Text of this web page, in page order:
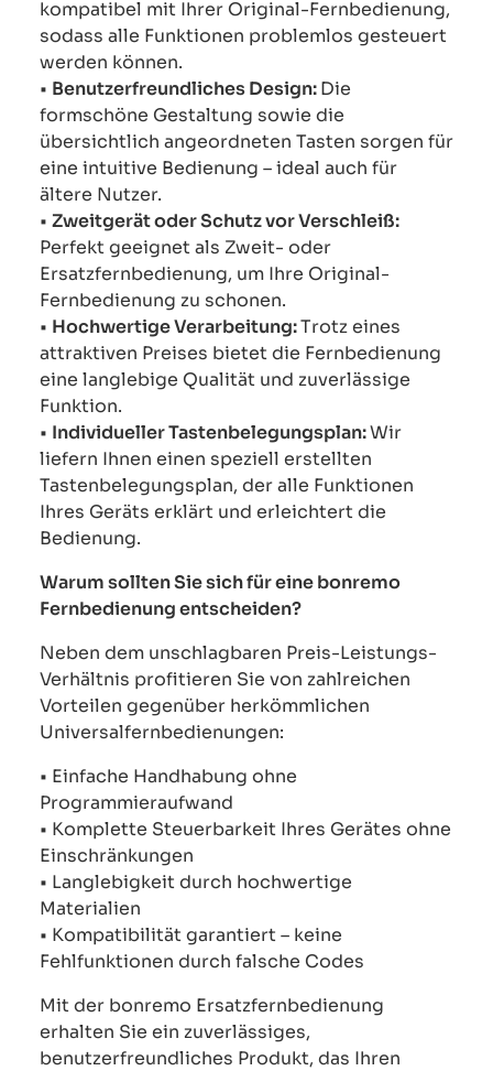
kompatibel mit Ihrer Original-Fernbedienung,
sodass alle Funktionen problemlos gesteuert
werden können.
• Benutzerfreundliches Design:Die
formschöne Gestaltung sowie die
übersichtlich angeordneten Tasten sorgen für
eine intuitive Bedienung – ideal auch für
ältere Nutzer.
• Zweitgerät oder Schutz vor Verschleiß:
Perfekt geeignet als Zweit- oder
Ersatzfernbedienung, um Ihre Original-
Fernbedienung zu schonen.
• Hochwertige Verarbeitung:Trotz eines
attraktiven Preises bietet die Fernbedienung
eine langlebige Qualität und zuverlässige
Funktion.
• Individueller Tastenbelegungsplan:Wir
liefern Ihnen einen speziell erstellten
Tastenbelegungsplan, der alle Funktionen
Ihres Geräts erklärt und erleichtert die
Bedienung.
Warum sollten Sie sich für eine bonremo
Fernbedienung entscheiden?
Neben dem unschlagbaren Preis-Leistungs-
Verhältnis profitieren Sie von zahlreichen
Vorteilen gegenüber herkömmlichen
Universalfernbedienungen:
• Einfache Handhabung ohne
Programmieraufwand
• Komplette Steuerbarkeit Ihres Gerätes ohne
Einschränkungen
• Langlebigkeit durch hochwertige
Materialien
• Kompatibilität garantiert – keine
Fehlfunktionen durch falsche Codes
Mit der bonremo Ersatzfernbedienung
erhalten Sie ein zuverlässiges,
benutzerfreundliches Produkt, das Ihren